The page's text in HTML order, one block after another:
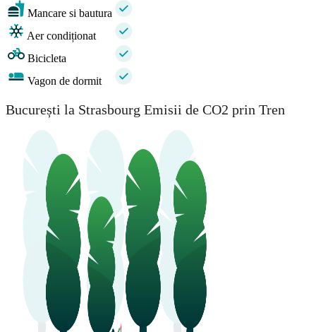
Mancare si bautura
Aer condiționat
Bicicleta
Vagon de dormit
București la Strasbourg Emisii de CO2 prin Tren